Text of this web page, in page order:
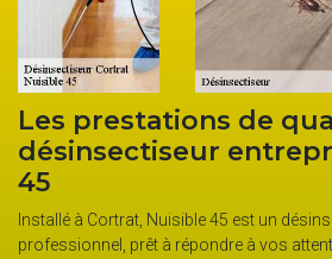
Les prestations de
désinsectiseur
45
Installé à Cortrat, Nuisible 45 est un
professionnel, prêt à répondre à vos